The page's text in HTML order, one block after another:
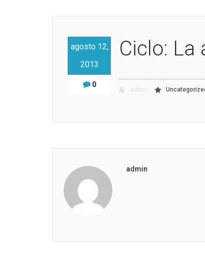
agosto 12,
2013
0
Ciclo: La
admin